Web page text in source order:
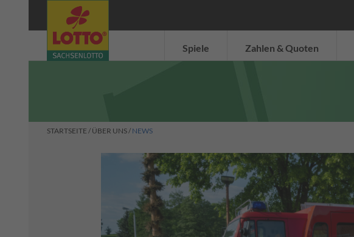
Spiele
Systemschein
Spielanleitung
Spielanleitung
Zahlen & Quoten
Gewinnanfrage
STARTSEITE / ÜBER UNS/ NEWS